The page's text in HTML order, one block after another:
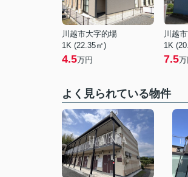
川越市大字的場
1K (22.35㎡)
4.5万円
川越
1K
7.5万
よく見られている物件